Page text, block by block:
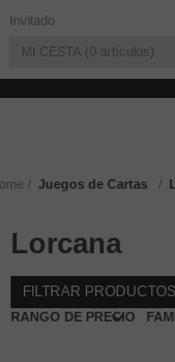
Invitado
MI CESTA 0 artículos
Juegos de Cartas
Lorcana
FILTRAR PRODUCTOS
RANGO DE PRECIO